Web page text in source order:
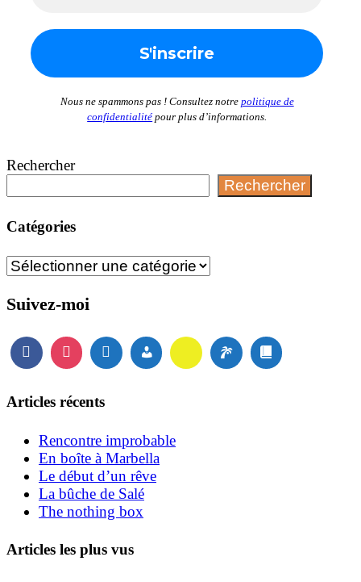
Nous ne spammons pas ! Consultez notre politique de
confidentialité pour plus d’informations.
Rechercher
Rechercher
Catégories
Catégories
Suivez-moi
Articles récents
Rencontre improbable
En boîte à Marbella
Le début d’un rêve
La bûche de Salé
The nothing box
Articles les plus vus